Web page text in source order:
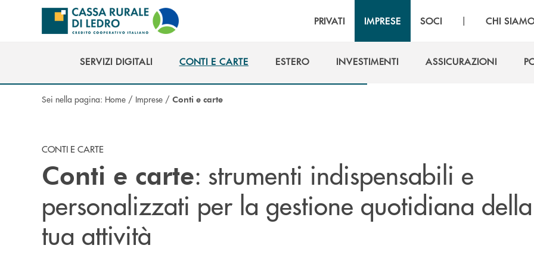
Salta al contenuto principale
PRIVATI IMPRESE SOCI | CHI
SERVIZI DIGITALI
CONTI E CARTE
ESTERO
INVESTIMENTI
ASSICURAZIONI
Sei nella pagina: Home / Imprese / Conti e carte
CONTI E CARTE
Conti e carte: strumenti indispensabili e
personalizzati per la gestione quotidiana della
tua attività